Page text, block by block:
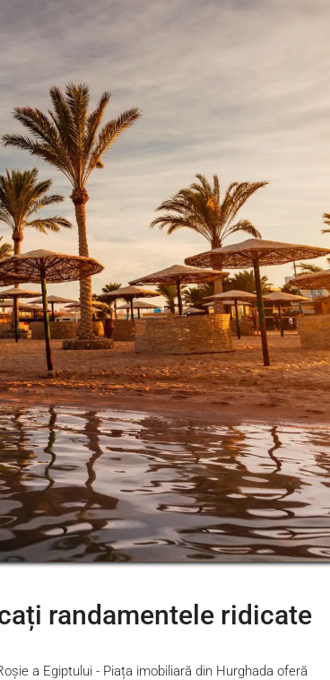
randamentele ridicate
a Egiptului - Piața imobiliară din Hurghada oferă